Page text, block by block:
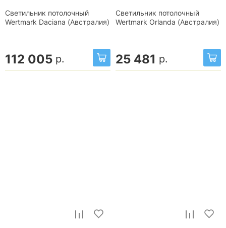
Светильник потолочный
Wertmark Daciana (Австралия)
112 005 р.
Светильник потолочный
Wertmark Orlanda (Австралия)
25 481 р.